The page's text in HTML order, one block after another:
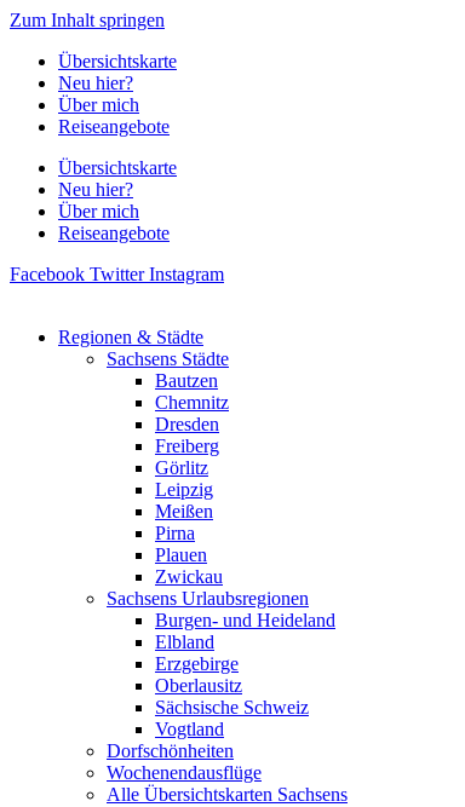
Zum Inhalt springen
Übersichtskarte
Neu hier?
Über mich
Reiseangebote
Übersichtskarte
Neu hier?
Über mich
Reiseangebote
Facebook Twitter Instagram
Regionen & Städte
Sachsens Städte
Bautzen
Chemnitz
Dresden
Freiberg
Görlitz
Leipzig
Meißen
Pirna
Plauen
Zwickau
Sachsens Urlaubsregionen
Burgen- und Heideland
Elbland
Erzgebirge
Oberlausitz
Sächsische Schweiz
Vogtland
Dorfschönheiten
Wochenendausflüge
Alle Übersichtskarten Sachsens